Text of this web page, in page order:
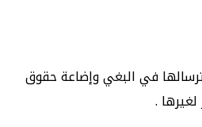
في البغي وإضاعة حقوق
.